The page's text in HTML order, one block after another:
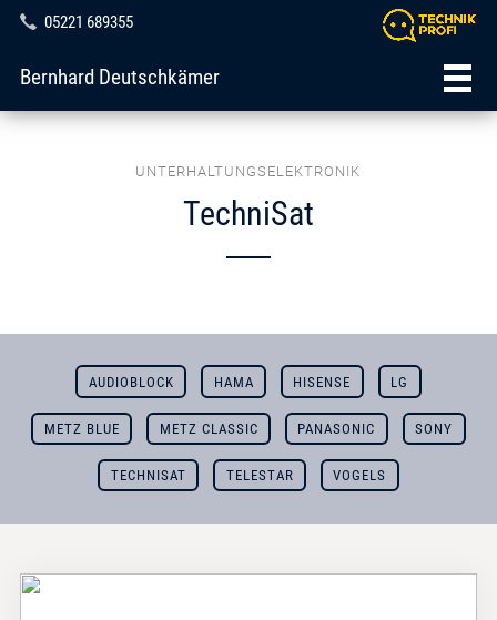
05221 689355
Bernhard Deutschkämer
UNTERHALTUNGSELEKTRONIK
TechniSat
AUDIOBLOCK HAMA HISENSE LG
METZ BLUE METZ CLASSIC PANASONIC SONY
TECHNISAT TELESTAR VOGELS